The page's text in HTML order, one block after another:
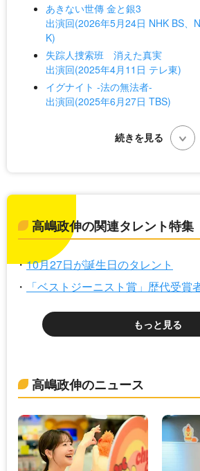
あきない世傳 金と銀3
出演回(2026年5月24日 NHK BS、
K)
失踪人捜索班 消えた真実
出演回(2025年4月11日 テレ東)
イグナイト -法の無法者-
出演回(2025年6月27日 TBS)
高嶋政伸の関連タレント特集
10月27日が誕生日のタレント
「ベストジーニスト賞」歴代受賞
もっと見る
高嶋政伸のニュース